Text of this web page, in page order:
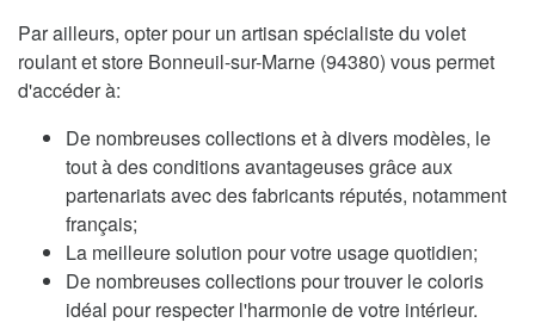
Par ailleurs, opter pour un artisan spécialiste du volet
roulant et store Bonneuil-sur-Marne (94380) vous permet
d'accéder à:
De nombreuses collections et à divers modèles, le
tout à des conditions avantageuses grâce aux
partenariats avec des fabricants réputés, notamment
français;
La meilleure solution pour votre usage quotidien;
De nombreuses collections pour trouver le coloris
idéal pour respecter l'harmonie de votre intérieur.